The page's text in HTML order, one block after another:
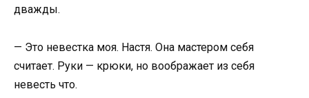
дважды.
— Это невестка моя. Настя. Она мастером себя
считает. Руки — крюки, но воображает из себя
невесть что.